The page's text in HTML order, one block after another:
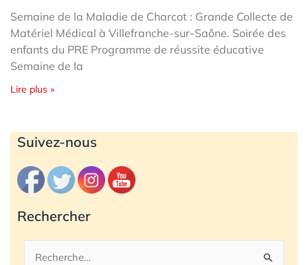
Semaine de la Maladie de Charcot : Grande Collecte de
Matériel Médical à Villefranche-sur-Saône. Soirée des
enfants du PRE Programme de réussite éducative
Semaine de la
Lire plus »
Suivez-nous
Rechercher
Rechercher :
Archives